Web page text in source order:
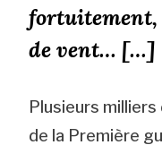
fortuitement,
de vent… […]
Plusieurs
de la Première